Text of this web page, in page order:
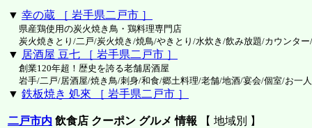
▼ 幸の蔵 ［ 岩手県二戸市 ］
県産鶏使用の炭火焼き鳥・鶏料理専門店
炭火焼きとり/二戸/炭火焼き/焼鳥/やきとり/水炊き/飲み放題/カウンター
▼ 居酒屋 豆七 ［ 岩手県二戸市 ］
創業120年超！歴史を誇る老舗居酒屋
岩手/二戸/居酒屋/焼き鳥/刺身/和食/郷土料理/老舗/地酒/宴会/個室/お一
▼ 鉄板焼き 処來 ［ 岩手県二戸市 ］
二戸市内 飲食店 クーポン グルメ 情報 【 地域別 】